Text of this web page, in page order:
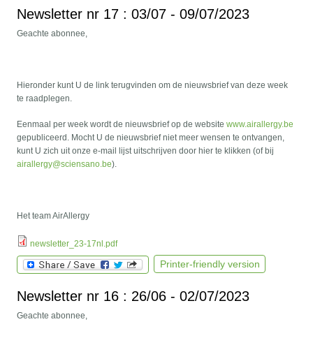
Newsletter nr 17 : 03/07 - 09/07/2023
Geachte abonnee,
Hieronder kunt U de link terugvinden om de nieuwsbrief van deze week
te raadplegen.
Eenmaal per week wordt de nieuwsbrief op de websitewww.airallergy.be
gepubliceerd. Mocht U de nieuwsbrief niet meer wensen te ontvangen,
kunt U zich uit onze e-mail lijst uitschrijven door hier te klikken (of bij
airallergy@sciensano.be).
Het team AirAllergy
newsletter_23-17nl.pdf
Printer-friendly version
Newsletter nr 16 : 26/06 - 02/07/2023
Geachte abonnee,